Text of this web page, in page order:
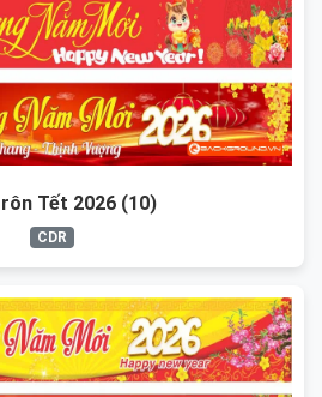
Tết 2026 (10)
CDR